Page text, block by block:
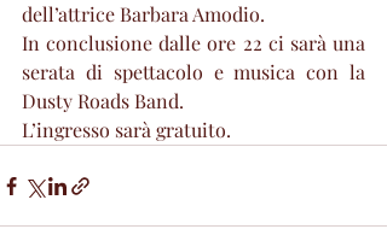
dell’attrice Barbara Amodio.
In conclusione dalle ore 22 ci sarà una
serata di spettacolo e musica con la
Dusty Roads Band.
L’ingresso sarà gratuito.